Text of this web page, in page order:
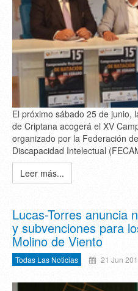
El próximo sábado 25 de junio,
de Criptana acogerá el XV
organizado por la Federación
Discapacidad Intelectual
Leer más...
Lucas-Torres anuncia
y subvenciones para
Molino de Viento
Todas Las Noticias 21 Jun